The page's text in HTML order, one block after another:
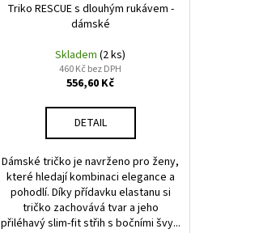
Triko RESCUE s dlouhým rukávem -
dámské
Skladem(2 ks)
460 Kč bez DPH
556,60 Kč
DETAIL
Dámské tričko je navrženo pro ženy,
které hledají kombinaci elegance a
pohodlí. Díky přídavku elastanu si
tričko zachovává tvar a jeho
přiléhavý slim-fit střih s bočními švy...